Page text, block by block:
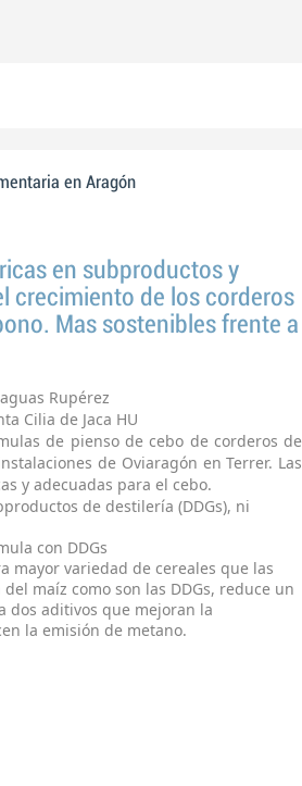
en Aragón
en subproductos y
crecimiento de los corderos
Mas sostenibles frente a
Rupérez
Cilia de Jaca HU
de pienso de cebo de corderos de
de Oviaragón en Terrer. Las
y adecuadas para el cebo.
de destilería (DDGs), ni
con DDGs
mayor variedad de cereales que las
maíz como son las DDGs, reduce un
dos aditivos que mejoran la
la emisión de metano.